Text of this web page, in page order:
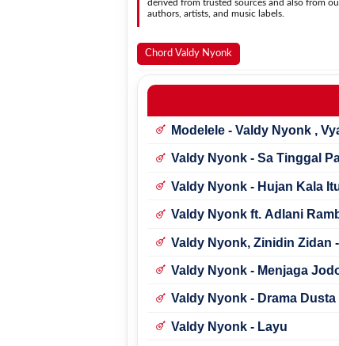
derived from trusted sources and also from
authors, artists, and music labels.
Chord Valdy Nyonk
Modelele - Valdy Nyonk ,
Valdy Nyonk - Sa Tinggal
Valdy Nyonk - Hujan Kala
Valdy Nyonk ft. Adlani
Valdy Nyonk, Zinidin Zidan
Valdy Nyonk - Menjaga
Valdy Nyonk - Drama Dusta
Valdy Nyonk - Layu